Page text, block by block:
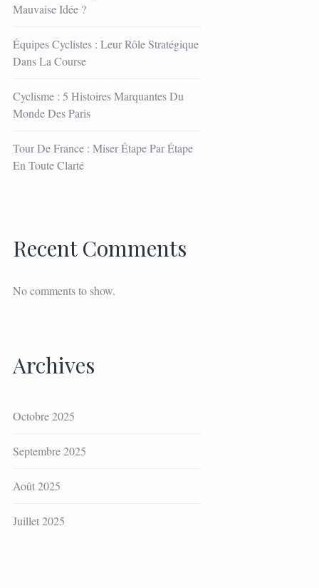
Mauvaise Idée ?
Équipes Cyclistes : Leur Rôle Stratégique
Dans La Course
Cyclisme : 5 Histoires Marquantes Du
Monde Des Paris
Tour De France : Miser Étape Par Étape
En Toute Clarté
Recent Comments
No comments to show.
Archives
Octobre 2025
Septembre 2025
Août 2025
Juillet 2025